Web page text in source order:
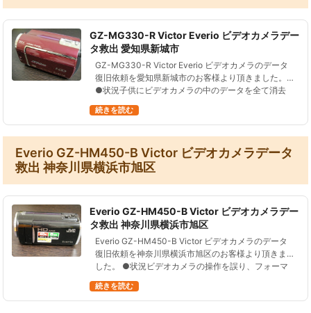
GZ-MG330-R Victor Everio ビデオカメラデー
タ救出 愛知県新城市
GZ-MG330-R Victor Everio ビデオカメラのデータ
復旧依頼を愛知県新城市のお客様より頂きました。
●状況子供にビデオカメラの中のデータを全て消去
と出るよう…
続きを読む
Everio GZ-HM450-B Victor ビデオカメラデータ
救出 神奈川県横浜市旭区
Everio GZ-HM450-B Victor ビデオカメラデー
タ救出 神奈川県横浜市旭区
Everio GZ-HM450-B Victor ビデオカメラのデータ
復旧依頼を神奈川県横浜市旭区のお客様より頂きま
した。 ●状況ビデオカメラの操作を誤り、フォーマ
イル、総…
続きを読む